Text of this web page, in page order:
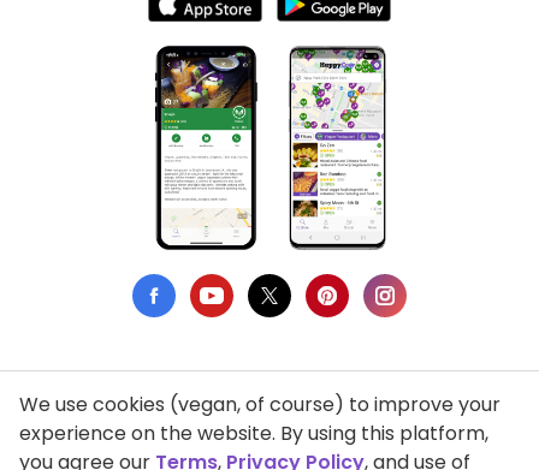
Privacy Policy
We use cookies (vegan, of course) to improve your
experience on the website. By using this platform,
you agree our Terms, Privacy Policy, and use of